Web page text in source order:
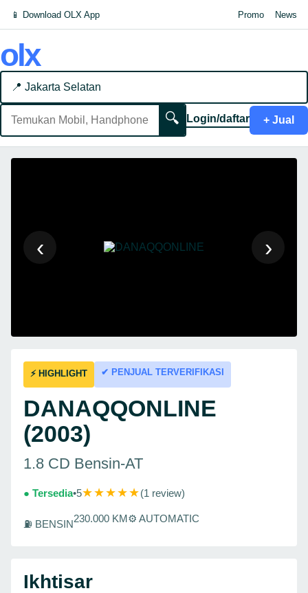
📱 Download OLX App Promo News
olx
📍 Jakarta Selatan
🔍 Login/daftar + Jual
‹ ›
⚡ HIGHLIGHT ✔ PENJUAL TERVERIFIKASI
DANAQQONLINE
(2003)
1.8 CD Bensin-AT
● Tersedia•5★★★★★(1 review)
⛽ BENSIN230.000 KM⚙ AUTOMATIC
Ikhtisar